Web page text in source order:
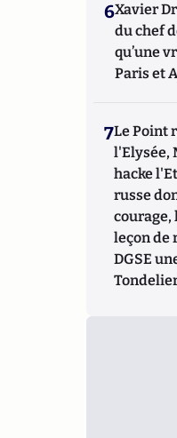
6Xavier
du chef
qu’une
Paris et
7Le Point
l'Elysée,
hacke
russe
courage,
leçon de
DGSE